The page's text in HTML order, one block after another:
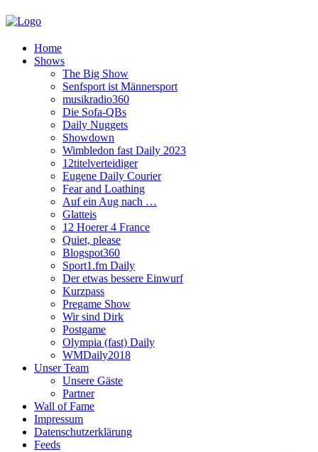
Home
Shows
The Big Show
Senfsport ist Männersport
musikradio360
Die Sofa-QBs
Daily Nuggets
Showdown
Wimbledon fast Daily 2023
12titelverteidiger
Eugene Daily Courier
Fear and Loathing
Auf ein Aug nach …
Glatteis
12 Hoerer 4 France
Quiet, please
Blogspot360
Sport1.fm Daily
Der etwas bessere Einwurf
Kurzpass
Pregame Show
Wir sind Dirk
Postgame
Olympia (fast) Daily
WMDaily2018
Unser Team
Unsere Gäste
Partner
Wall of Fame
Impressum
Datenschutzerklärung
Feeds